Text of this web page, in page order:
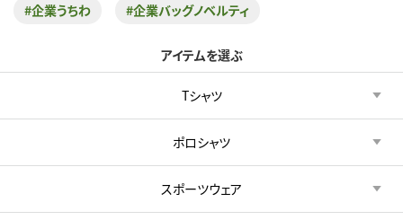
#企業うちわ #企業バッグノベルティ
アイテムを選ぶ
Tシャツ
ポロシャツ
スポーツウェア